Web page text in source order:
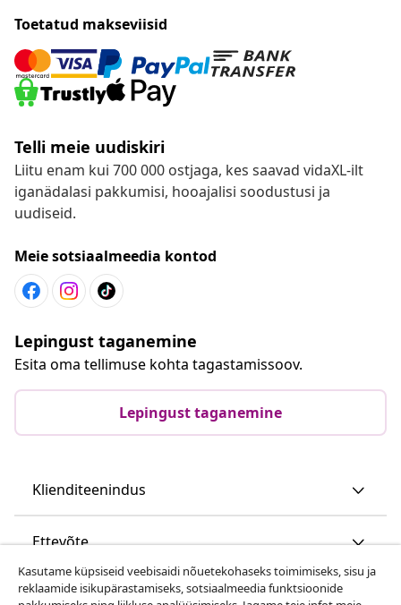
Toetatud makseviisid
Telli meie uudiskiri
Liitu enam kui 700 000 ostjaga, kes saavad vidaXL-ilt
iganädalasi pakkumisi, hooajalisi soodustusi ja
uudiseid.
Meie sotsiaalmeedia kontod
Lepingust taganemine
Esita oma tellimuse kohta tagastamissoov.
Lepingust taganemine
Klienditeenindus
Ettevõte
vidaXL
Kasutame küpsiseid veebisaidi nõuetekohaseks toimimiseks, sisu ja
reklaamide isikupärastamiseks, sotsiaalmeedia funktsioonide